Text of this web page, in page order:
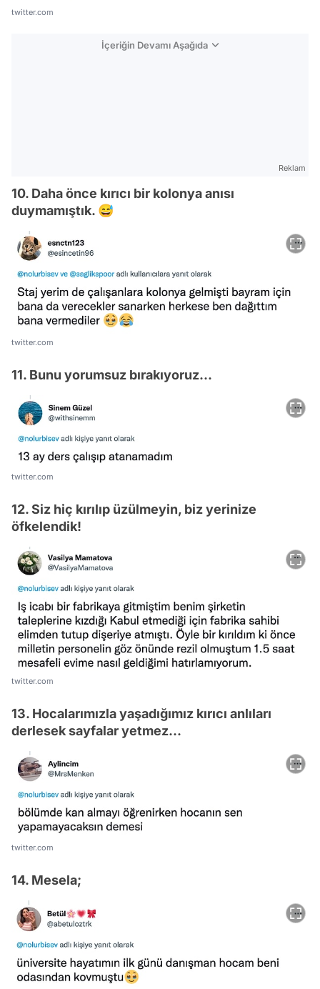
twitter.com
İçeriğin Devamı Aşağıda
Reklam
10. Daha önce kırıcı bir kolonya anısı
duymamıştık. 😅
twitter.com
11. Bunu yorumsuz bırakıyoruz...
twitter.com
12. Siz hiç kırılıp üzülmeyin, biz yerinize
öfkelendik!
twitter.com
13. Hocalarımızla yaşadığımız kırıcı anlıları
derlesek sayfalar yetmez...
twitter.com
14. Mesela;